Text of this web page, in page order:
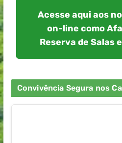
Acesse aqui aos
on-line como
Reserva de Salas
Convivência Segura nos